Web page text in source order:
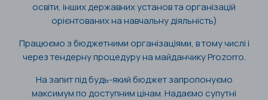
освіти, інших державних установ та організацій
орієнтованих на навчальну діяльність)
Працюємо з бюджетними організаціями, в тому числі і
через тендерну процедуру на майданчику Prozorro.
На запит під будь-який бюджет запропонуємо
максимум по доступним цінам. Надаємо супутні